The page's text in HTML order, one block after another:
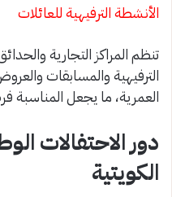
الأنشطة الترفيهية للعائلات
تنظم المراكز التجارية
الترفيهية والمسابقات
العمرية، ما يجعل المناسبة
دور الاحتفالات
الكويتية